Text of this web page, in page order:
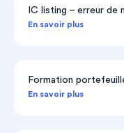
IC listing – erreur de
En savoir plus
Formation
En savoir plus